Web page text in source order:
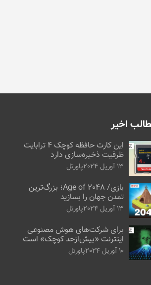
اخیر
این کارت حافظه کوچک ۴ ترابایت
ظرفیت ذخیره‌سازی دارد
13 آوریل 2024 پاورتل
بازی/ Age of 2048؛ بزرگ‌ترین
تمدن جهان را بسازید
13 آوریل 2024 پاورتل
برای شرکت‌های هوش مصنوعی
اینترنت «بیش‌از‌حد کوچک» است
10 آوریل 2024 پاورتل